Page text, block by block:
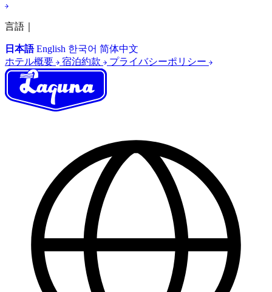
言語｜
日本語 English 한국어 简体中文
ホテル概要
宿泊約款 プライバシーポリシー